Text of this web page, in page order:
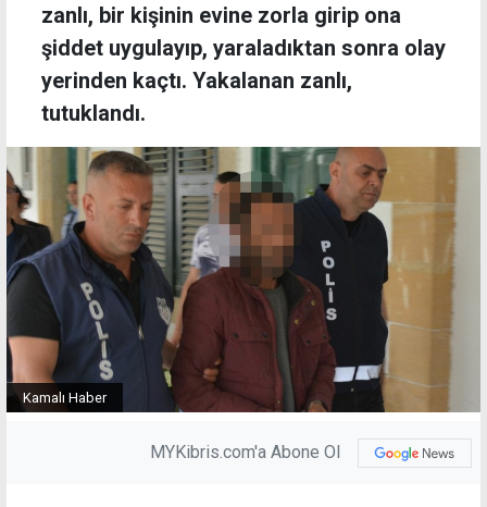
zanlı, bir kişinin evine zorla girip ona
şiddet uygulayıp, yaraladıktan sonra olay
yerinden kaçtı. Yakalanan zanlı,
tutuklandı.
Kamalı Haber
MYKibris.com'a Abone Ol